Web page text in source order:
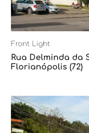
Front Light
Rua Delminda da
Florianópolis (72)